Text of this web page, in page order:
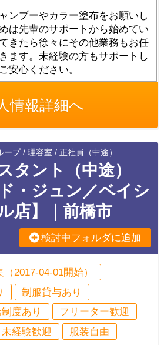
ンプーやカラー塗布をお願いし
は先輩のサポートから始めてい
きたら徐々にその他業務もお任
ます。未経験の方もサポートし
安心ください。
情報詳細へ
プ / 理容室 / 正社員（中途）
タント（中途）
・ジュン／ベイシ
店】｜前橋市
検討中フォルダに追加
2017-04-01開始）
制服貸与あり
度あり
フリーター歓迎
未経験歓迎
服装自由